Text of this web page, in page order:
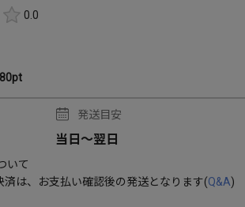
0.0
発送目安
当日～翌日
いて
済は、お支払い確認後の発送となります(Q&A)